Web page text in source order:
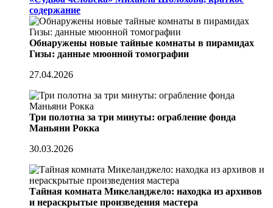
содержание
Обнаружены новые тайные комнаты в пирамидах
Гизы: данные мюонной томографии
27.04.2026
Три полотна за три минуты: ограбление фонда
Маньяни Рокка
30.03.2026
Тайная комната Микеланджело: находка из архивов
и нераскрытые произведения мастера